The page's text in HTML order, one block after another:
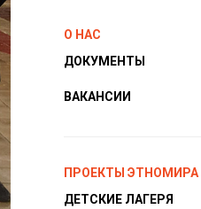
О НАС
ДОКУМЕНТЫ
ВАКАНСИИ
ПРОЕКТЫ ЭТНОМИРА
ДЕТСКИЕ ЛАГЕРЯ